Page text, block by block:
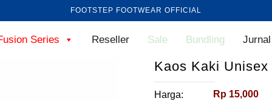
FOOTSTEP FOOTWEAR OFFICIAL
Series Reseller Sale Bundling Jurnal
Kaos Kaki
Harga: Rp 15,000